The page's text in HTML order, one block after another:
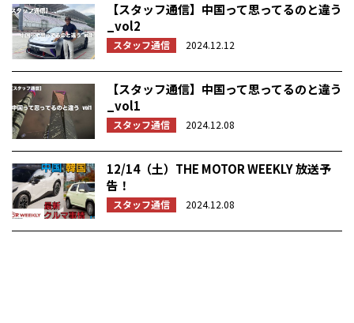
【スタッフ通信】中国って思ってるのと違う
_vol2
スタッフ通信 2024.12.12
【スタッフ通信】中国って思ってるのと違う
_vol1
スタッフ通信 2024.12.08
12/14（土）THE MOTOR WEEKLY 放送予
告！
スタッフ通信 2024.12.08